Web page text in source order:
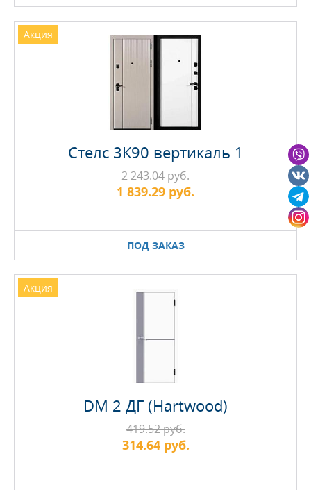
Акция
Стелс 3К90 вертикаль 1
ПОД ЗАКАЗ
2 243.04 руб.
1 839.29 руб.
Акция
DM 2 ДГ (Hartwood)
419.52 руб.
314.64 руб.